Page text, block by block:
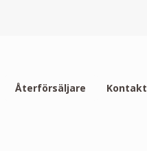
Återförsäljare Kontakt